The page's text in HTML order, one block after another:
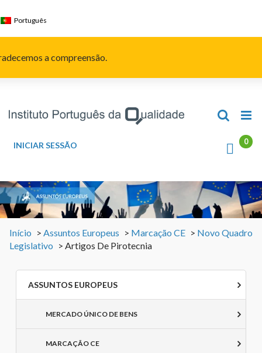
to
Português
a compreensão.
INICIAR SESSÃO
Início > Assuntos Europeus > Marcação CE > Novo Quadro
Legislativo > Artigos De Pirotecnia
ASSUNTOS EUROPEUS
MERCADO ÚNICO DE BENS
MARCAÇÃO CE